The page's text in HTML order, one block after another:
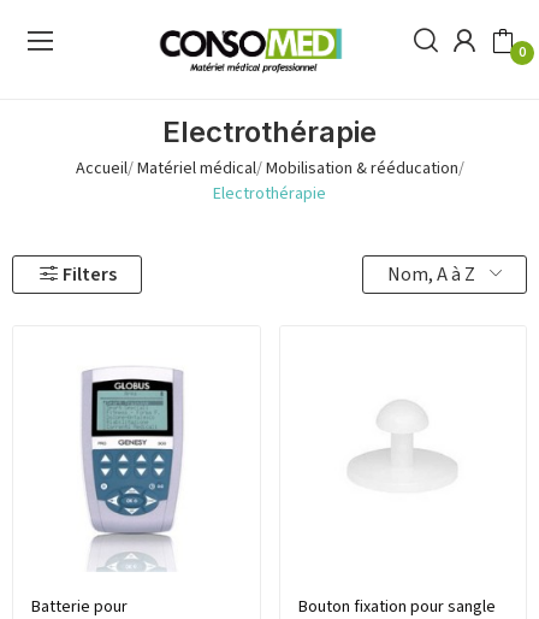
0
Electrothérapie
Accueil Matériel médical Mobilisation & rééducation
Electrothérapie
Filters Nom, A à Z
Batterie pour
Bouton fixation pour sangle